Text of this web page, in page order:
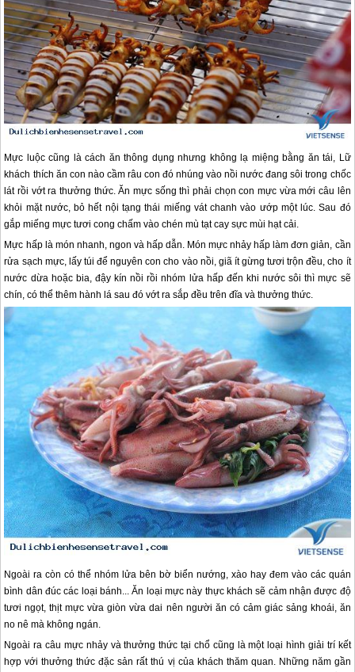
Mực luộc cũng là cách ăn thông dụng nhưng không lạ miệng bằng ăn tái, Lữ
khách thích ăn con nào cầm râu con đó nhúng vào nồi nước đang sôi trong chốc
lát rồi vớt ra thưởng thức. Ăn mực sống thì phải chọn con mực vừa mới câu lên
khỏi mặt nước, bỏ hết nội tạng thái miếng vát chanh vào ướp một lúc. Sau đó
gắp miếng mực tươi cong chấm vào chén mù tạt cay sực mùi hạt cải.
Mực hấp là món nhanh, ngon và hấp dẫn. Món mực nhảy hấp làm đơn giản, cần
rửa sạch mực, lấy túi để nguyên con cho vào nồi, giã ít gừng tươi trộn đều, cho ít
nước dừa hoặc bia, đậy kín nồi rồi nhóm lửa hấp đến khi nước sôi thì mực sẽ
chín, có thể thêm hành lá sau đó vớt ra sắp đều trên đĩa và thưởng thức.
Ngoài ra còn có thể nhóm lửa bên bờ biển nướng, xào hay đem vào các quán
bình dân đúc các loại bánh... Ăn loại mực này thực khách sẽ cảm nhận được độ
tươi ngọt, thịt mực vừa giòn vừa dai nên người ăn có cảm giác sảng khoái, ăn
no nê mà không ngán.
Ngoài ra câu mực nhảy và thưởng thức tại chổ cũng là một loại hình giải trí kết
hợp với thưởng thức đặc sản rất thú vị của khách thăm quan. Những năm gần